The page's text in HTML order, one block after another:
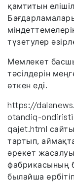
қамтитын
түзетулер
Мемлекет
тәсілдерін
өткен еді.
https://
otandiq-
qajet.html
тартып,
әрекет жасалуы
фабрикасының
былайша